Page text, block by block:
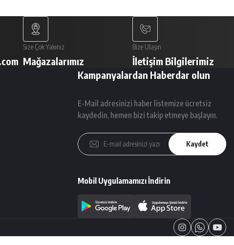
Size Çok Yakınız
Mağazalarımız
Bize Ulaşın
İletişim Bilgilerimiz
Kampanyalardan Haberdar olun
E-Mail adresinizi haber listemize ücretsiz
kaydedin, hemen bizi takip etmeye başlayın.
Kaydet
Mobil Uygulamamızı İndirin